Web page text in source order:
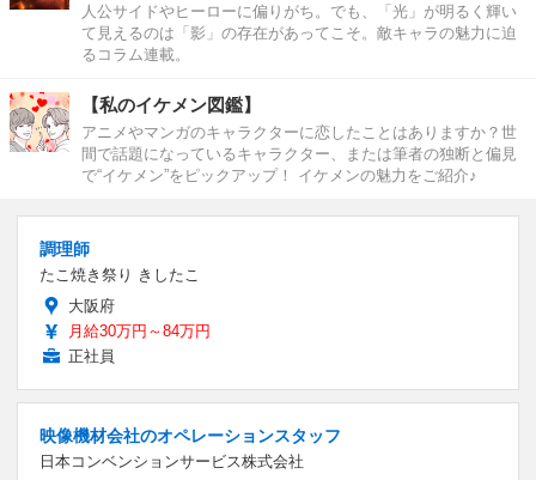
人公サイドやヒーローに偏りがち。でも、「光」が明るく輝い
て見えるのは「影」の存在があってこそ。敵キャラの魅力に迫
るコラム連載。
【私のイケメン図鑑】
アニメやマンガのキャラクターに恋したことはありますか？世
間で話題になっているキャラクター、または筆者の独断と偏見
で“イケメン”をピックアップ！ イケメンの魅力をご紹介♪
調理師
たこ焼き祭り きしたこ
大阪府
月給30万円～84万円
正社員
映像機材会社のオペレーションスタッフ
日本コンベンションサービス株式会社